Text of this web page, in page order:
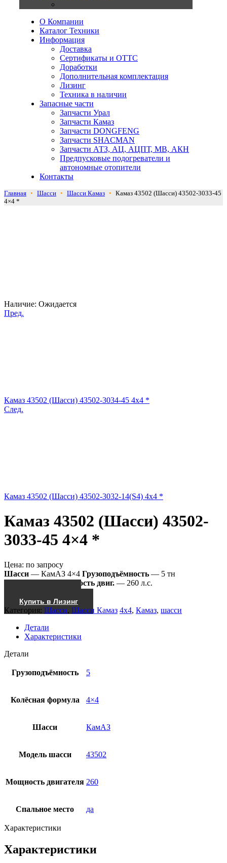
О Компании
Каталог Техники
Информация
Доставка
Сертификаты и ОТТС
Доработки
Дополнительная комплектация
Лизинг
Техника в наличии
Запасные части
Запчасти Урал
Запчасти Камаз
Запчасти DONGFENG
Запчасти SHACMAN
Запчасти АТЗ, АЦ, АЦПТ, МВ, АКН
Предпусковые подогреватели и
автономные отопители
Контакты
Главная • Шасси • Шасси Камаз • Камаз 43502 (Шасси) 43502-3033-45
4×4 *
Наличие: Ожидается
Пред.
Камаз 43502 (Шасси) 43502-3034-45 4x4 *
След.
Камаз 43502 (Шасси) 43502-3032-14(S4) 4x4 *
Камаз 43502 (Шасси) 43502-
3033-45 4×4 *
Цена: по запросу
Шасси — КамАЗ 4×4 Грузоподъёмность — 5 тн
Мощность двиг. — 260 л.с.
Купить в Лизинг
Категория: Шасси, Шасси Камаз 4x4, Камаз, шасси
Детали
Характеристики
Детали
Грузоподъёмность 5
Колёсная формула 4×4
Шасси КамАЗ
Модель шасси 43502
Мощность двигателя 260
Спальное место да
Характеристики
Характеристики